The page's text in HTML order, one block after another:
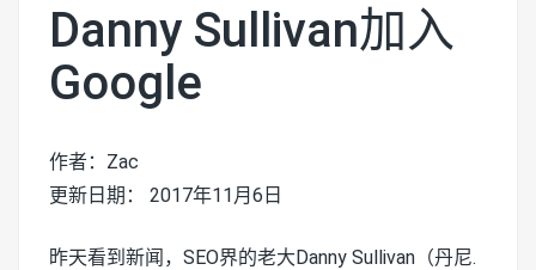
Danny Sullivan加入
Google
作者：Zac
更新日期： 2017年11月6日
昨天看到新闻，SEO界的老大Danny Sullivan（丹尼.